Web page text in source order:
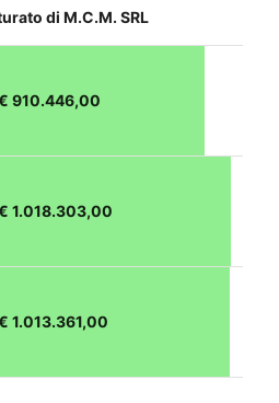
di M.C.M. SRL
910.446,00
1.018.303,00
1.013.361,00